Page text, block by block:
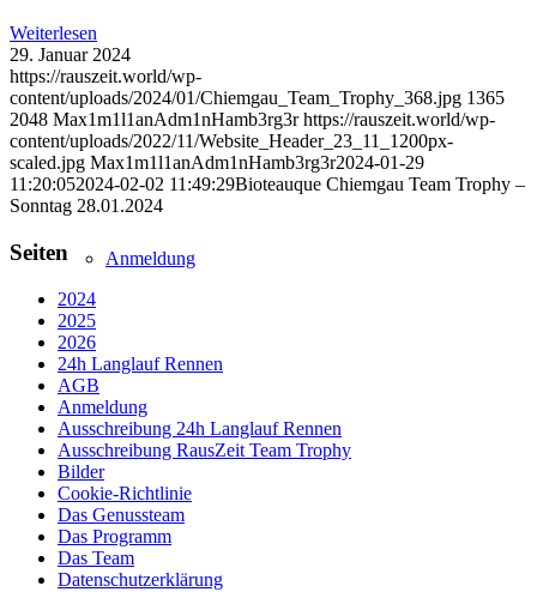
Anmeldung
Weiterlesen
29. Januar 2024
https://rauszeit.world/wp-
content/uploads/2024/01/Chiemgau_Team_Trophy_368.jpg 1365
2048 Max1m1l1anAdm1nHamb3rg3r https://rauszeit.world/wp-
content/uploads/2022/11/Website_Header_23_11_1200px-
scaled.jpg Max1m1l1anAdm1nHamb3rg3r2024-01-29
11:20:052024-02-02 11:49:29Bioteauque Chiemgau Team Trophy –
Sonntag 28.01.2024
Seiten
2024
2025
2026
24h Langlauf Rennen
AGB
Anmeldung
Ausschreibung 24h Langlauf Rennen
Ausschreibung RausZeit Team Trophy
Bilder
Cookie-Richtlinie
Das Genussteam
Das Programm
Das Team
Datenschutzerklärung